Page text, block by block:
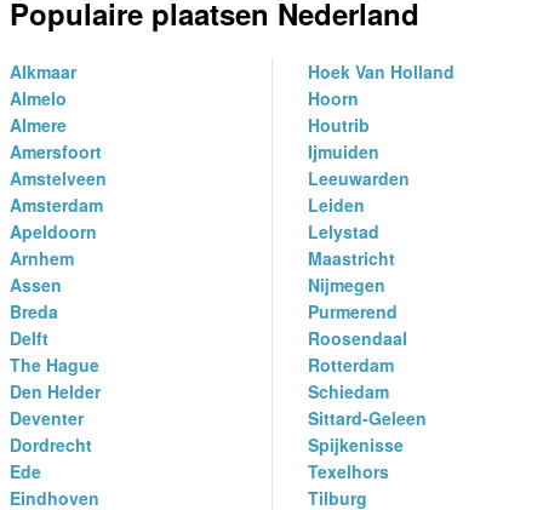
Populaire plaatsen Nederland
Alkmaar
Almelo
Almere
Amersfoort
Amstelveen
Amsterdam
Apeldoorn
Arnhem
Assen
Breda
Delft
The Hague
Den Helder
Deventer
Dordrecht
Ede
Eindhoven
Hoek Van Holland
Hoorn
Houtrib
Ijmuiden
Leeuwarden
Leiden
Lelystad
Maastricht
Nijmegen
Purmerend
Roosendaal
Rotterdam
Schiedam
Sittard-Geleen
Spijkenisse
Texelhors
Tilburg